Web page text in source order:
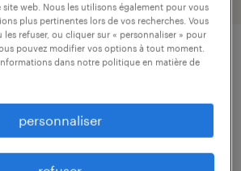
(h/f)
nord (wiltz)
d'embauche
web. Nous les utilisons également pour vous
plus pertinentes lors de vos recherches. Vous
les refuser, ou cliquer sur « personnaliser » pour
pouvez modifier vos options à tout moment.
dans notre politique en matière de
personnaliser